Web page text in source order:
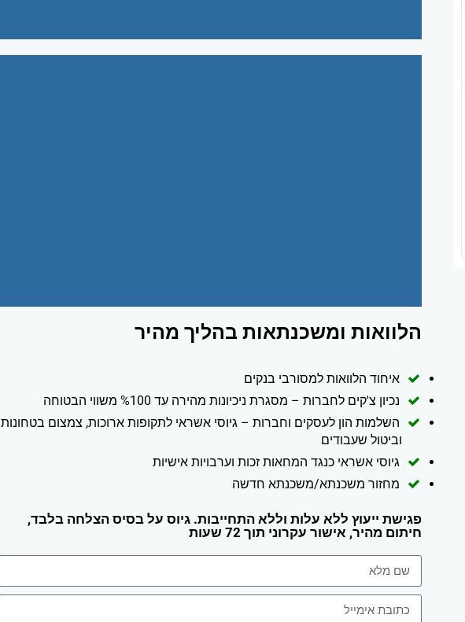
הלוואות ומשכנתאות בהליך מהיר
איחוד הלוואות למסורבי בנקים
נכיון צ'קים לחברות – מסגרת ניכיונות מהירה עד %100 משווי הבטוחה
השלמות הון לעסקים וחברות – גיוסי אשראי לתקופות ארוכות, צמצום בטחונות
וביטול שעבודים
גיוסי אשראי כנגד המחאות זכות וערבויות אישיות
מחזור משכנתא/משכנתא חדשה
פגישת ייעוץ ללא עלות וללא התחייבות. גיוס על בסיס הצלחה בלבד,
חיתום מהיר, אישור עקרוני תוך 72 שעות